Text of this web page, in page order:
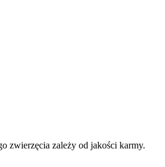
zwierzęcia zależy od jakości karmy.